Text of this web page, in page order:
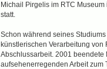
Michail Pirgelis im RTC
statt.
Schon während seines
künstlerischen Verarbeitung
Abschlussarbeit. 2001
aufsehenerregenden Arbeit zum